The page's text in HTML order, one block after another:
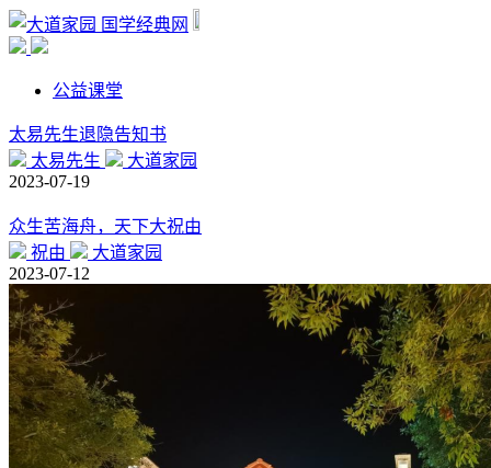
国学经典网
公益课堂
太易先生退隐告知书
太易先生
大道家园
2023-07-19
众生苦海舟，天下大祝由
祝由
大道家园
2023-07-12